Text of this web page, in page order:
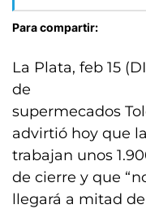
Para compartir:
La Plata, feb 15
de
supermecados
advirtió hoy que
trabajan unos
de cierre y que
llegará a mitad